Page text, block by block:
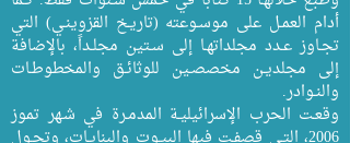
أدام العمـل على موسـوعته (تاريـخ القزوينـي) التي
تجـاوز عـدد مجلداتهـا إلى سـتين مجلـداً، بالإضافة
إلى مجلديـن مخصصـين للوثائـق والمخطوطـات
والنـوادر.
وقعـت الحرب الإسرائيليـة المدمـرة في شـهر تموز